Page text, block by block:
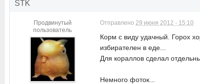
STK
Продвинутый
пользователь
Отправлено 29 июня 2012 - 15:10
Корм с виду удачный. Горох
избирателен в еде...
Для кораллов сделал
Немного фоток...